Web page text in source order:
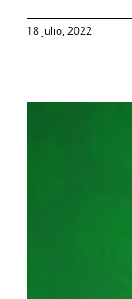
18 julio, 2022